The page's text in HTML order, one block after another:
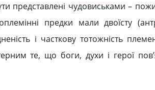
представлені чудовиськами –
предки мали двоїсту
і часткову тотожність
те, що боги, духи і герої